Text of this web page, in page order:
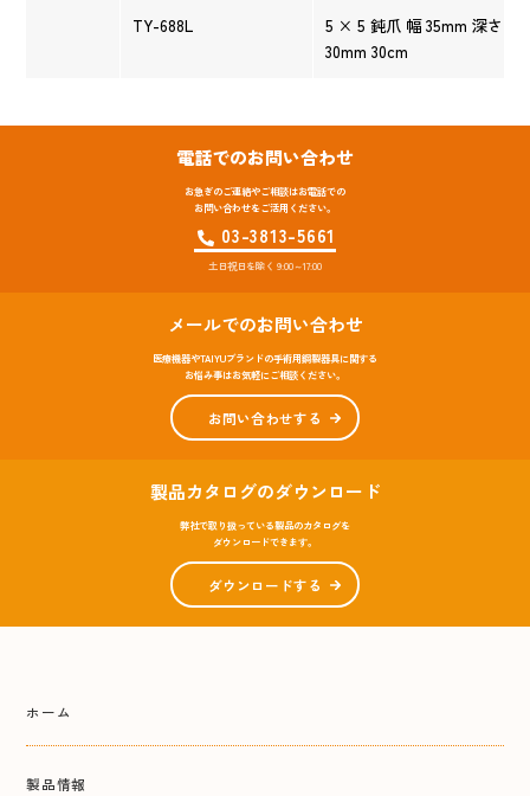
TY-688L
5 × 5 鈍爪 幅 35mm 深さ
30mm 30cm
電話でのお問い合わせ
お急ぎのご連絡やご相談はお電話での
お問い合わせをご活用ください。
03-3813-5661
土日祝日を除く 9:00～17:00
メールでのお問い合わせ
医療機器やTAIYUブランドの手術用鋼製器具に関する
お悩み事はお気軽にご相談ください。
お問い合わせする
製品カタログのダウンロード
弊社で取り扱っている製品のカタログを
ダウンロードできます。
ダウンロードする
ホーム
製品情報